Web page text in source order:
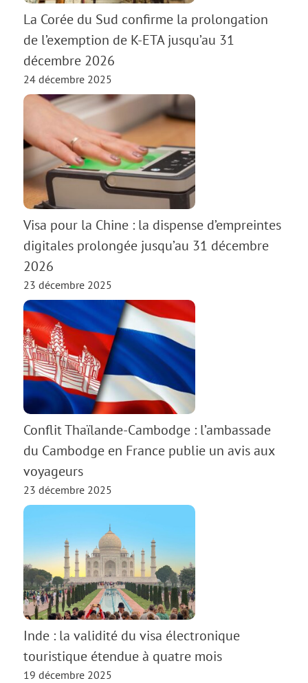
La Corée du Sud confirme la prolongation
de l’exemption de K-ETA jusqu’au 31
décembre 2026
24 décembre 2025
Visa pour la Chine : la dispense d’empreintes
digitales prolongée jusqu’au 31 décembre
2026
23 décembre 2025
Conflit Thaïlande-Cambodge : l’ambassade
du Cambodge en France publie un avis aux
voyageurs
23 décembre 2025
Inde : la validité du visa électronique
touristique étendue à quatre mois
19 décembre 2025